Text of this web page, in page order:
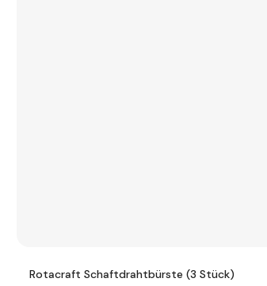
Rotacraft Schaftdrahtbürste (3 Stück)